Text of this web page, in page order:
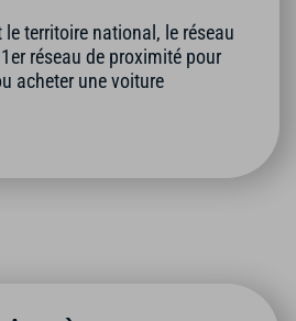
le territoire national, le réseau
réseau de proximité pour
acheter une voiture